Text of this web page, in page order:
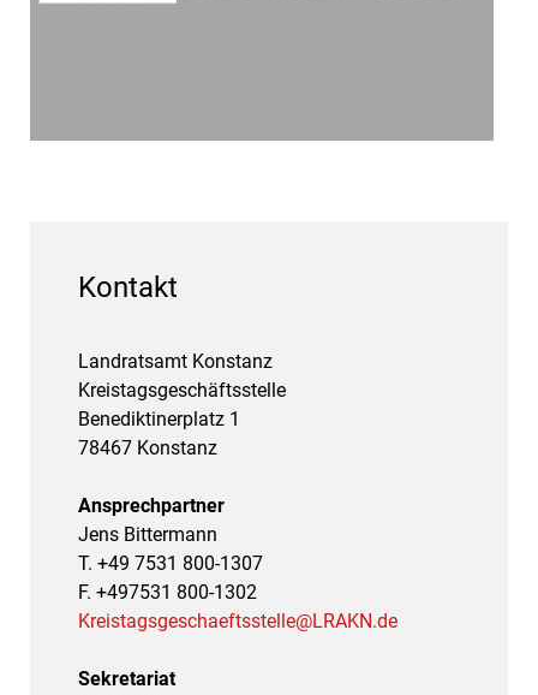
Kontakt
Landratsamt Konstanz
Kreistagsgeschäftsstelle
Benediktinerplatz 1
78467 Konstanz
Ansprechpartner
Jens Bittermann
T. +49 7531 800-1307
F. +497531 800-1302
Kreistagsgeschaeftsstelle@LRAKN.de
Sekretariat